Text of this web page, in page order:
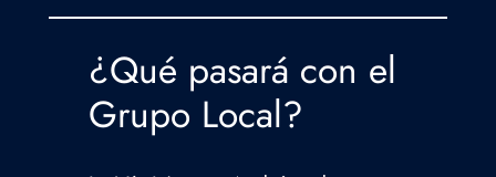
¿Qué pasará con el
Grupo Local?